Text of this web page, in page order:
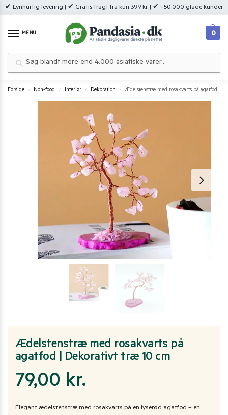
✔ Lynhurtig levering | ✔ Gratis fragt fra kun 399 kr. | ✔ +50.000 glade kunder
MENU 0
Forside / Non-food / Interiør / Dekoration / Ædelstenstræ med rosakvarts på agatfod | Dekorativt træ 10 cm
Ædelstenstræ med rosakvarts på
agatfod | Dekorativt træ 10 cm
79,00 kr.
Elegant ædelstenstræ med rosakvarts på en lyserød agatfod – en